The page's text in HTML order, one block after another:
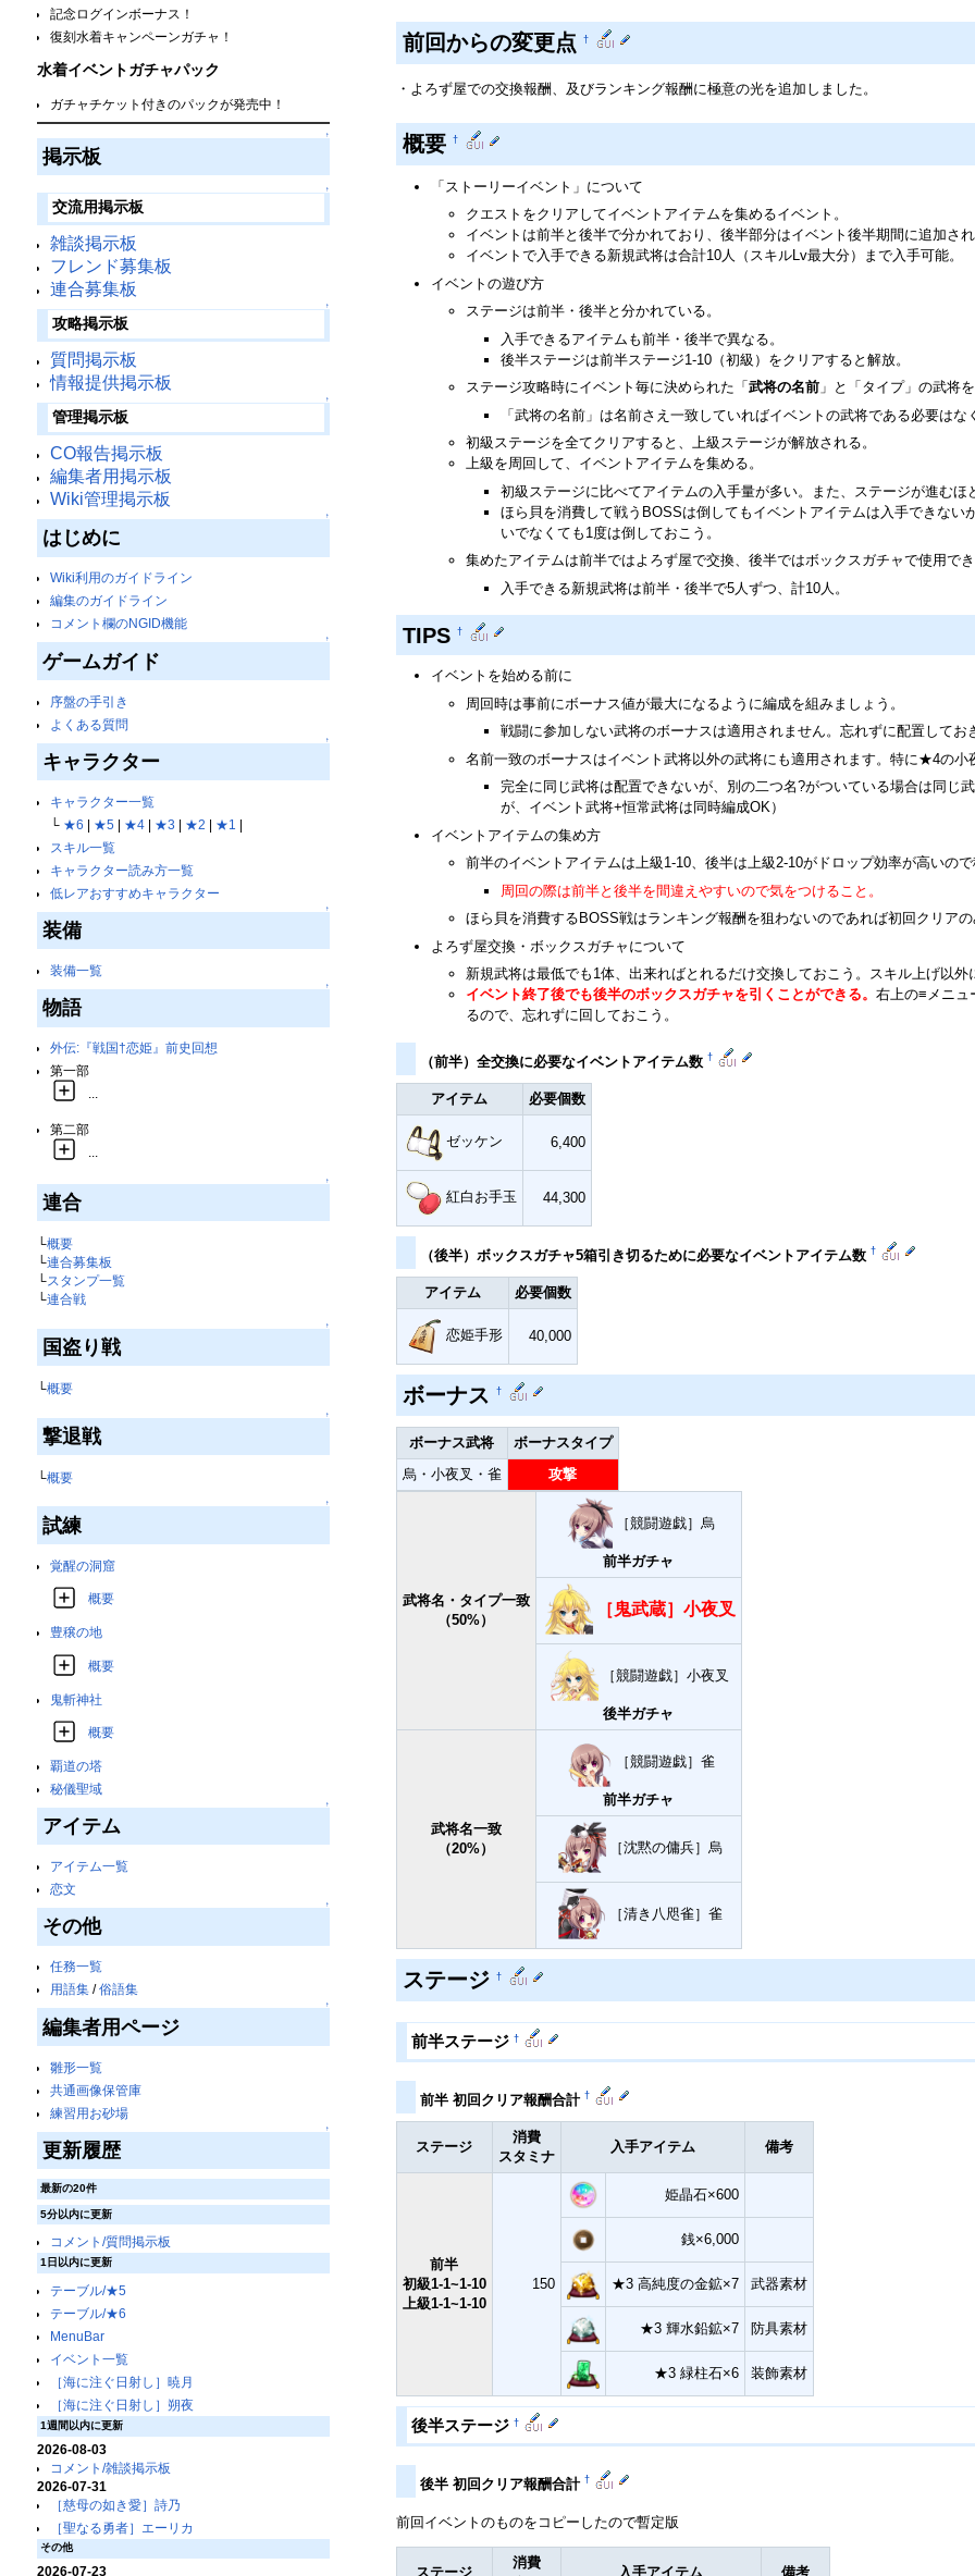
記念ログインボーナス！
復刻水着キャンペーンガチャ！
水着イベントガチャパック
ガチャチケット付きのパックが発売中！
↑
掲示板
↑
交流用掲示板
雑談掲示板
フレンド募集板
連合募集板
↑
攻略掲示板
質問掲示板
情報提供掲示板
↑
管理掲示板
CO報告掲示板
編集者用掲示板
Wiki管理掲示板
↑
はじめに
Wiki利用のガイドライン
編集のガイドライン
コメント欄のNGID機能
↑
ゲームガイド
序盤の手引き
よくある質問
↑
キャラクター
キャラクター一覧
└ ★6 | ★5| ★4| ★3 | ★2 | ★1 |
スキル一覧
キャラクター読み方一覧
低レアおすすめキャラクター
↑
装備
装備一覧
↑
物語
外伝:『戦国†恋姫』前史回想
第一部
第二部
↑
連合
└概要
└連合募集板
└スタンプ一覧
└連合戦
↑
国盗り戦
└概要
↑
撃退戦
└概要
↑
試練
覚醒の洞窟
概要
豊穣の地
概要
鬼斬神社
概要
覇道の塔
秘儀聖域
↑
アイテム
アイテム一覧
恋文
↑
その他
任務一覧
用語集/俗語集
↑
編集者用ページ
雛形一覧
共通画像保管庫
練習用お砂場
↑
更新履歴
最新の20件
5分以内に更新
コメント/質問掲示板
1日以内に更新
テーブル/★5
テーブル/★6
MenuBar
イベント一覧
［海に注ぐ日射し］暁月
［海に注ぐ日射し］朔夜
1週間以内に更新
2026-08-03
コメント/雑談掲示板
2026-07-31
［慈母の如き愛］詩乃
［聖なる勇者］エーリカ
その他
2026-07-23
前回からの変更点 †
・よろず屋での交換報酬、及びランキング報酬に極意の光を追加しました。
概要 †
「ストーリーイベント」について
クエストをクリアしてイベントアイテムを集めるイベント。
イベントは前半と後半で分かれており、後半部分はイベント後半期間に追加さ
イベントで入手できる新規武将は合計10人（スキルLv最大分）まで入手可能。
イベントの遊び方
ステージは前半・後半と分かれている。
入手できるアイテムも前半・後半で異なる。
後半ステージは前半ステージ1-10（初級）をクリアすると解放。
ステージ攻略時にイベント毎に決められた「 武将の名前」と「タイプ」の武将
「武将の名前」は名前さえ一致していればイベントの武将である必要はな
初級ステージを全てクリアすると、上級ステージが解放される。
上級を周回して、イベントアイテムを集める。
初級ステージに比べてアイテムの入手量が多い。また、ステージが進む
ほら貝を消費して戦うBOSSは倒してもイベントアイテムは入手できない
いでなくても1度は倒しておこう。
集めたアイテムは前半ではよろず屋で交換、後半ではボックスガチャで使用で
入手できる新規武将は前半・後半で5人ずつ、計10人。
TIPS †
イベントを始める前に
周回時は事前にボーナス値が最大になるように編成を組みましょう。
戦闘に参加しない武将のボーナスは適用されません。忘れずに配置してお
名前一致のボーナスはイベント武将以外の武将にも適用されます。特に★4の
完全に同じ武将は配置できないが、別の二つ名?がついている場合は同じ
が、イベント武将+恒常武将は同時編成OK）
イベントアイテムの集め方
前半のイベントアイテムは上級1-10、後半は上級2-10がドロップ効率が高いの
周回の際は前半と後半を間違えやすいので気をつけること。
ほら貝を消費するBOSS戦はランキング報酬を狙わないのであれば初回クリア
よろず屋交換・ボックスガチャについて
新規武将は最低でも1体、出来ればとれるだけ交換しておこう。スキル上げ以
イベント終了後でも後半のボックスガチャを引くことができる。 右上の≡メニュ
るので、忘れずに回しておこう。
（前半）全交換に必要なイベントアイテム数 †
アイテム 必要個数
ゼッケン 6,400
紅白お手玉 44,300
（後半）ボックスガチャ5箱引き切るために必要なイベントアイテム数 †
アイテム 必要個数
恋姫手形 40,000
ボーナス †
ボーナス武将
ボーナスタイプ
烏・小夜叉・雀
攻撃
武将名・タイプ一致
（50%）
［競闘遊戯］烏
前半ガチャ
［鬼武蔵］小夜叉
［競闘遊戯］小夜叉
後半ガチャ
武将名一致
（20%）
［競闘遊戯］雀
前半ガチャ
［沈黙の傭兵］烏
［清き八咫雀］雀
ステージ †
前半ステージ†
前半 初回クリア報酬合計 †
ステージ
消費
スタミナ
入手アイテム 備考
前半
初級1-1~1-10
上級1-1~1-10
150
姫晶石×600
銭×6,000
★3 高純度の金鉱×7 武器素材
★3 輝水鉛鉱×7 防具素材
★3 緑柱石×6 装飾素材
後半ステージ†
後半 初回クリア報酬合計 †
前回イベントのものをコピーしたので暫定版
ステージ
消費
入手アイテム 備考